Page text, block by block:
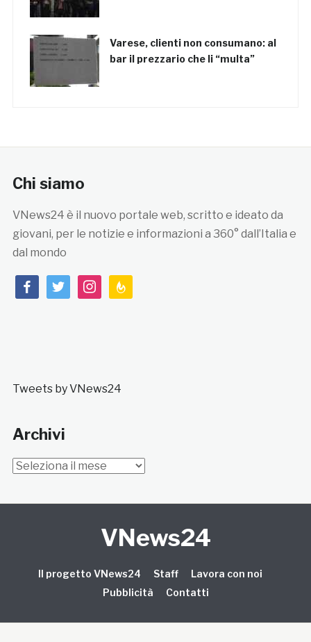
Varese, clienti non consumano: al
bar il prezzario che li “multa”
Chi siamo
VNews24 è il nuovo portale web, scritto e ideato da
giovani, per le notizie e informazioni a 360° dall’Italia e
dal mondo
facebooktwitterinstagramfeedburner
Tweets by VNews24
Archivi
Archivi
VNews24
Il progetto VNews24 Staff
Lavora con noi
Pubblicità
Contatti